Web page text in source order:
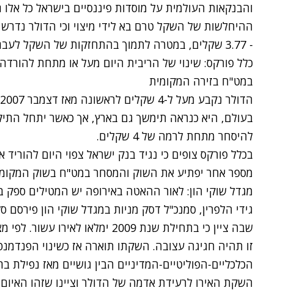
והבנקאות העולמית על מוסדות פיננסיים בישראל כל
- 3.77 שקלים, במטרה לתמוך בהתחזקות של השקל לעבר רמה של 3.5 שקלים ואף פחות.
במט"ח בזירה המקומית
בעולם, היא כנראה תימשך גם בארץ, אך כאשר יתחל
להיסחר מתחת לרמה של 4 שקלים.
מספר אחר יפתיע את השוק והמסחר במט"ח בשוק
מגדל שוקי הון: לאור ההאטה באירופה יש המטילים ספק
גידי הלפרין, סמנכ"ל דסק מניות במגדל שוקי הון פירסם
שבה ציין כי בתחילת שנת 2009
זו תהיה חגיגה עצובה. השקתו תוארה אז כשינוי
הכלכליים-הפוליטיים-המדיניים הבין גושיים מאז נפילת
השקת האירו לרעידת אדמה של הדולר וציינו שזהו